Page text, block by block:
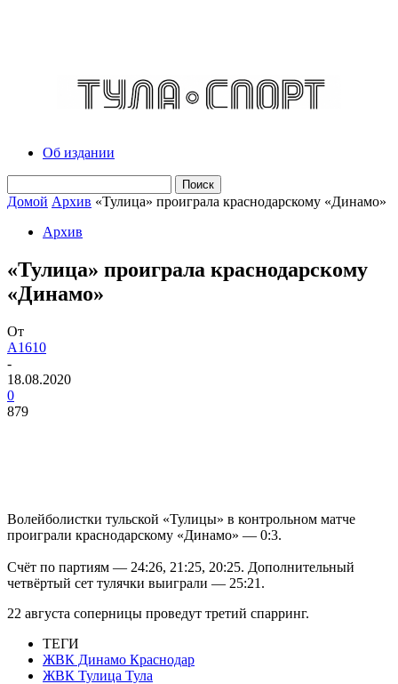
Об издании
Домой Архив «Тулица» проиграла краснодарскому «Динамо»
Архив
«Тулица» проиграла краснодарскому
«Динамо»
От
A1610
-
18.08.2020
0
879
Волейболистки тульской «Тулицы» в контрольном матче
проиграли краснодарскому «Динамо» — 0:3.
Счёт по партиям — 24:26, 21:25, 20:25. Дополнительный
четвёртый сет тулячки выиграли — 25:21.
22 августа соперницы проведут третий спарринг.
ТЕГИ
ЖВК Динамо Краснодар
ЖВК Тулица Тула